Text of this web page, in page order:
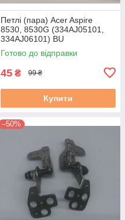
Петлі (пара) Acer Aspire
8530, 8530G (334AJ05101,
334AJ06101) BU
Готово до відправки
45 ₴ 99 ₴
Купити
–50%